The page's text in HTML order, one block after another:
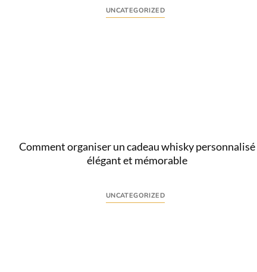
UNCATEGORIZED
Comment organiser un cadeau whisky personnalisé
élégant et mémorable
UNCATEGORIZED